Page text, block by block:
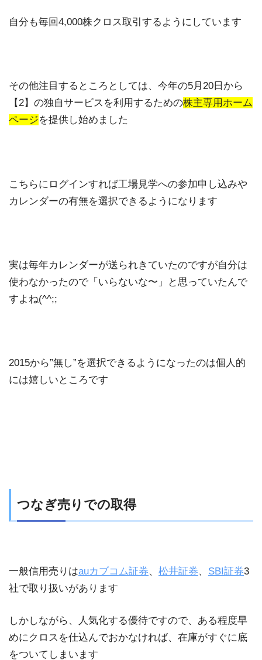
自分も毎回4,000株クロス取引するようにしています
その他注目するところとしては、今年の5月20日から
【2】の独自サービスを利用するための株主専用ホーム
ページを提供し始めました
こちらにログインすれば工場見学への参加申し込みや
カレンダーの有無を選択できるようになります
実は毎年カレンダーが送られきていたのですが自分は
使わなかったので「いらないな〜」と思っていたんで
すよね(^^;;
2015から”無し”を選択できるようになったのは個人的
には嬉しいところです
つなぎ売りでの取得
一般信用売りはauカブコム証券、 松井証券、 SBI証券3
社で取り扱いがあります
しかしながら、人気化する優待ですので、ある程度早
めにクロスを仕込んでおかなければ、在庫がすぐに底
をついてしまいます